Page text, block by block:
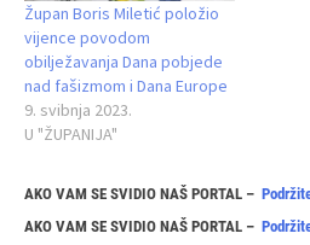
Župan Boris Miletić položio
vijence povodom
obilježavanja Dana pobjede
nad fašizmom i Dana Europe
9. svibnja 2023.
U "ŽUPANIJA"
AKO VAM SE SVIDIO NAŠ PORTAL –
AKO VAM SE SVIDIO NAŠ PORTAL –